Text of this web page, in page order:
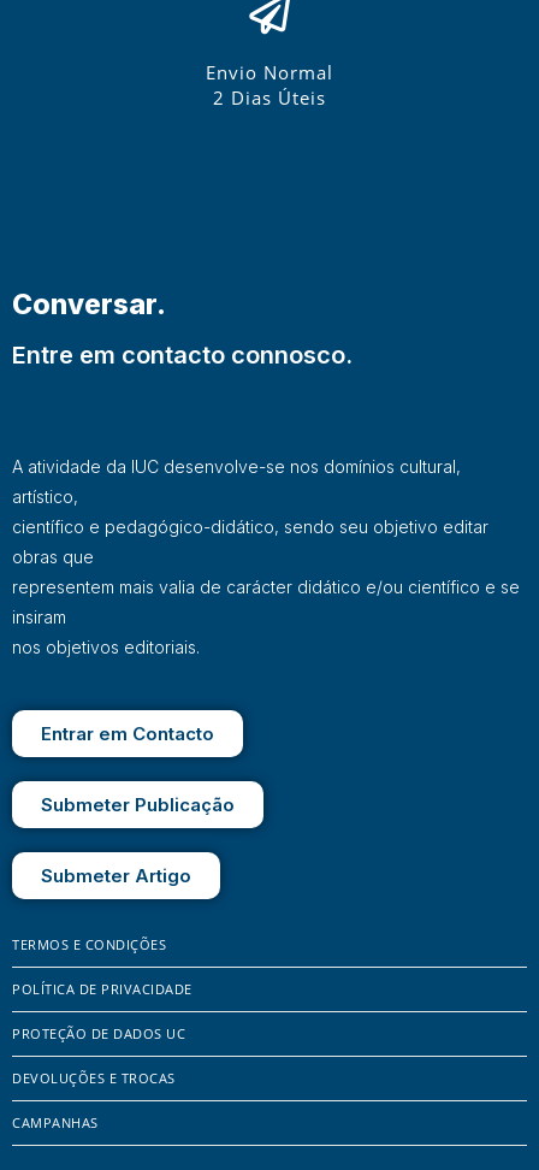
Envio Normal
2 Dias Úteis
Conversar.
Entre em contacto connosco.
A atividade da IUC desenvolve-se nos domínios cultural,
artístico,
científico e pedagógico-didático, sendo seu objetivo editar
obras que
representem mais valia de carácter didático e/ou científico e se
insiram
nos objetivos editoriais.
Entrar em Contacto
Submeter Publicação
Submeter Artigo
TERMOS E CONDIÇÕES
POLÍTICA DE PRIVACIDADE
PROTEÇÃO DE DADOS UC
DEVOLUÇÕES E TROCAS
CAMPANHAS